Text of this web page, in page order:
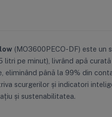
(MO3600PECO-DF) este un
litri pe minut), livrând apă
până la 99% din
scurgerilor și indicatori
și sustenabilitatea.